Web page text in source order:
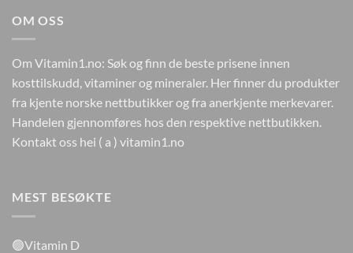
OM OSS
Om Vitamin1.no: Søk og finn de beste prisene innen
kosttilskudd, vitaminer og mineraler. Her finner du produkter
fra kjente norske nettbutikker og fra anerkjente merkevarer.
Handelen gjennomføres hos den respektive nettbutikken.
Kontakt oss hei ( a ) vitamin1.no
MEST BESØKTE
🟢Vitamin D